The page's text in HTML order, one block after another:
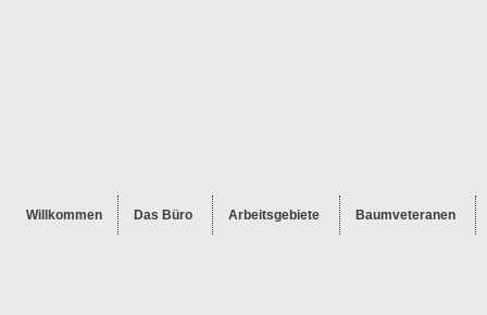
Willkommen Das Büro Arbeitsgebiete Baumveteranen